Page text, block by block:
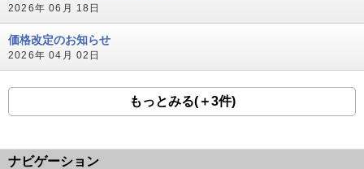
2026年 06月 18日
価格改定のお知らせ
2026年 04月 02日
もっとみる(＋3件)
ナビゲーション